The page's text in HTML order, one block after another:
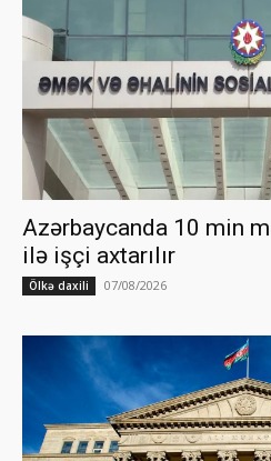
Azərbaycanda 10 min
ilə işçi axtarılır
Ölkə daxili 07/08/2026